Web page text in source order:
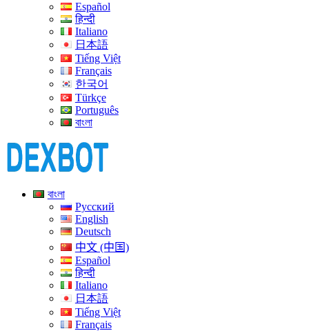
Español
हिन्दी
Italiano
日本語
Tiếng Việt
Français
한국어
Türkçe
Português
বাংলা
বাংলা
Русский
English
Deutsch
中文 (中国)
Español
हिन्दी
Italiano
日本語
Tiếng Việt
Français